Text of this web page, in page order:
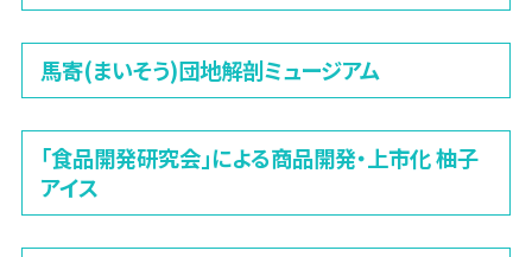
系
馬寄(まいそう)団地解剖ミュージアム
「食品開発研究会」による商品開発・上市化 柚子
アイス